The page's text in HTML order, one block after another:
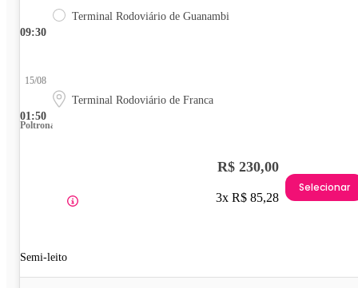
09:30
Terminal Rodoviário de Guanambi
01:50
15/08
Terminal Rodoviário de Franca
Poltrona
Semi-leito
R$ 230,00
3x R$ 85,28
Selecionar